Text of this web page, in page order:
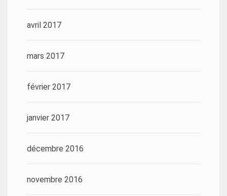
avril 2017
mars 2017
février 2017
janvier 2017
décembre 2016
novembre 2016